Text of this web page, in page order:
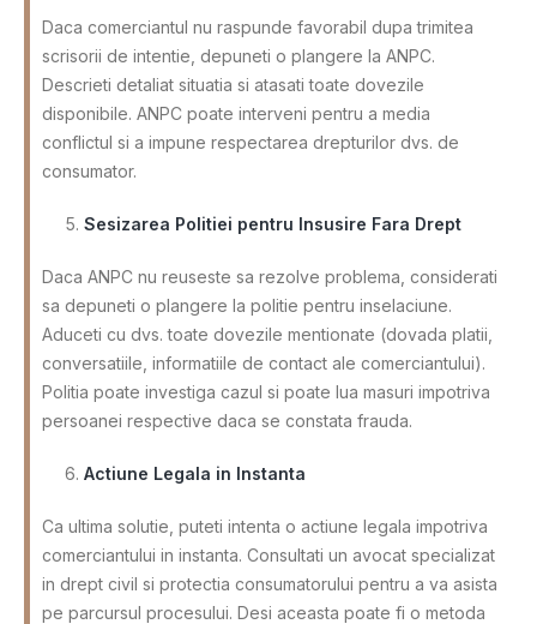
Daca comerciantul nu raspunde favorabil dupa trimitea
scrisorii de intentie, depuneti o plangere la ANPC.
Descrieti detaliat situatia si atasati toate dovezile
disponibile. ANPC poate interveni pentru a media
conflictul si a impune respectarea drepturilor dvs. de
consumator.
Sesizarea Politiei pentru Insusire Fara Drept
Daca ANPC nu reuseste sa rezolve problema, considerati
sa depuneti o plangere la politie pentru inselaciune.
Aduceti cu dvs. toate dovezile mentionate (dovada platii,
conversatiile, informatiile de contact ale comerciantului).
Politia poate investiga cazul si poate lua masuri impotriva
persoanei respective daca se constata frauda.
Actiune Legala in Instanta
Ca ultima solutie, puteti intenta o actiune legala impotriva
comerciantului in instanta. Consultati un avocat specializat
in drept civil si protectia consumatorului pentru a va asista
pe parcursul procesului. Desi aceasta poate fi o metoda